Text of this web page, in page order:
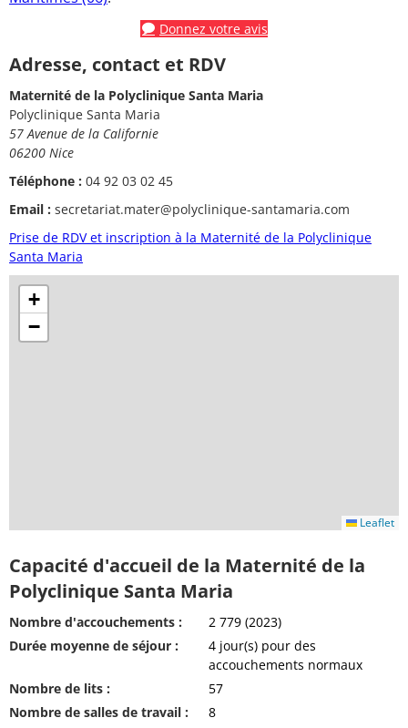
Donnez votre avis
Adresse, contact et RDV
Maternité de la Polyclinique Santa Maria
Polyclinique Santa Maria
57 Avenue de la Californie
06200 Nice
Téléphone : 04 92 03 02 45
Email : secretariat.mater@polyclinique-santamaria.com
Prise de RDV et inscription à la Maternité de la Polyclinique
Santa Maria
+
−
Leaflet
Capacité d'accueil de la Maternité de la
Polyclinique Santa Maria
Nombre d'accouchements :
2 779 (2023)
Durée moyenne de séjour :
4 jour(s) pour des
accouchements normaux
Nombre de lits :
57
Nombre de salles de travail :
8